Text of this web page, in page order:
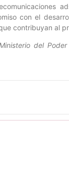
con el
contribuyan al
del